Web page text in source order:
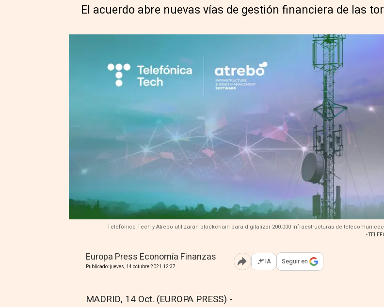
El acuerdo abre nuevas vías de gestión financiera de las
Telefónica Tech y Atrebo utilizarán blockchain para digitalizar 200.000 infraestructuras de
-
Europa Press Economía Finanzas
Publicado: jueves, 14 octubre 2021 12:37 Abrir opciones para compartir
IA Seguir en
MADRID, 14 Oct. (EUROPA PRESS) -